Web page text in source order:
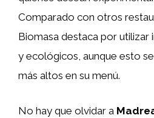
Comparado con otros
Biomasa destaca por utilizar
y ecológicos, aunque esto
más altos en su menú.
No hay que olvidar a